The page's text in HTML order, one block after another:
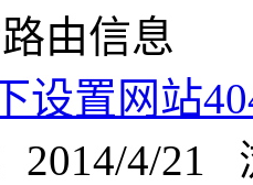
由信息
设置网站
2014/4/21